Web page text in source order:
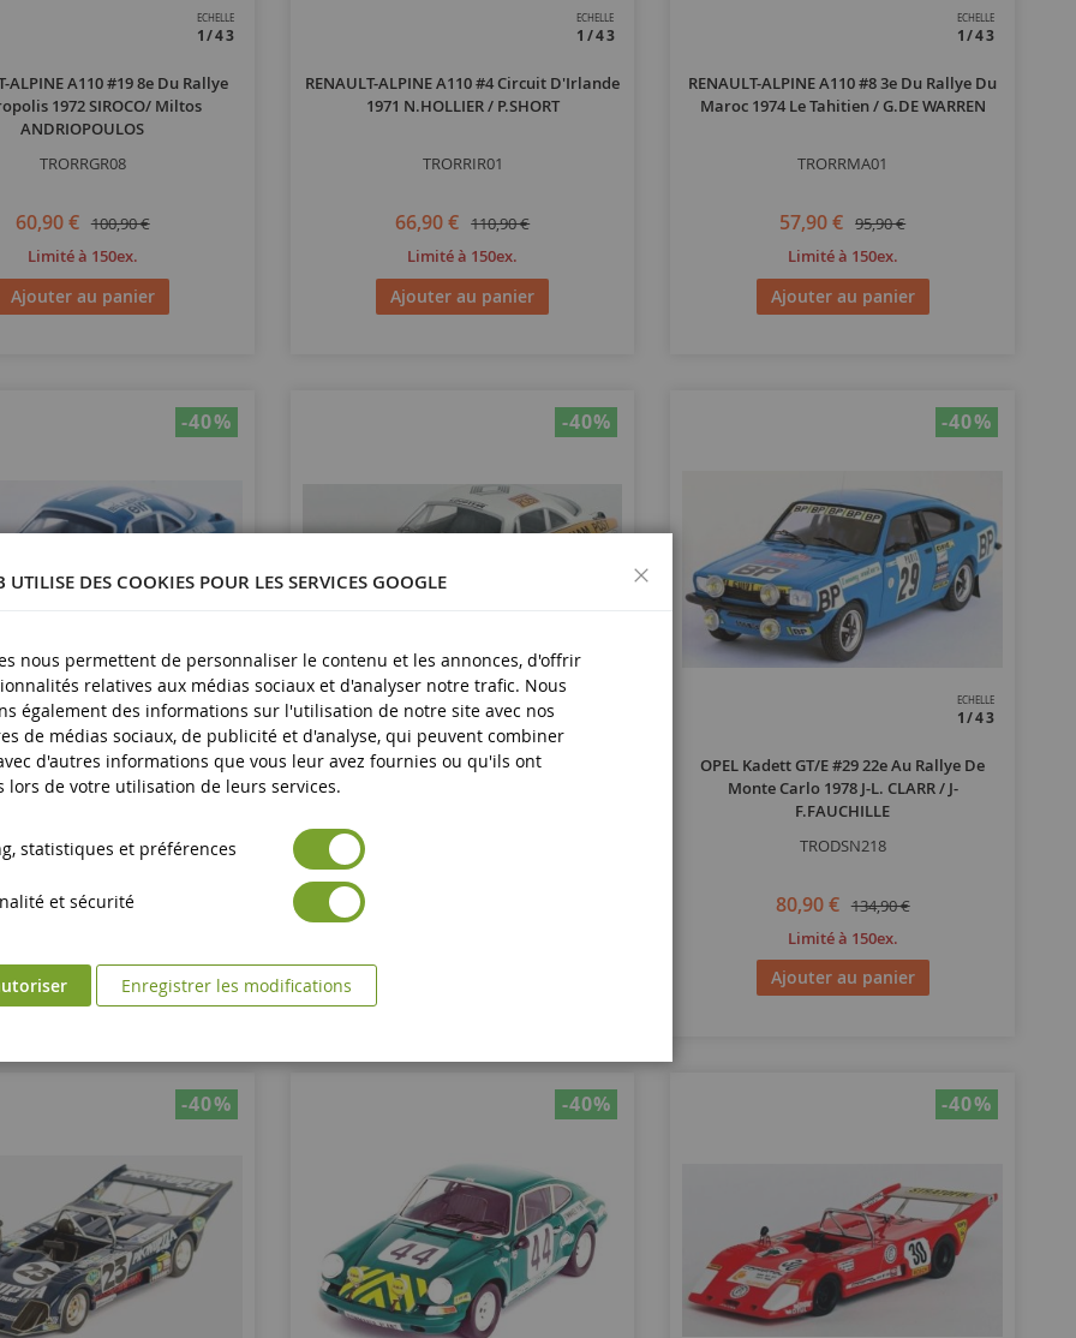
ECHELLE
1/43
ALPINE A110 #19 8e Du Rallye
1972 SIROCO/ Miltos
ANDRIOPOULOS
TRORRGR08
60,90 € 100,90 €
Limité à 150ex.
Ajouter au panier
ECHELLE
1/43
RENAULT-ALPINE A110 #4 Circuit D'Irlande
1971 N.HOLLIER / P.SHORT
TRORRIR01
66,90 € 110,90 €
Limité à 150ex.
Ajouter au panier
ECHELLE
1/43
RENAULT-ALPINE A110 #8 3e Du Rallye Du
Maroc 1974 Le Tahitien / G.DE WARREN
TRORRMA01
57,90 € 95,90 €
Limité à 150ex.
Ajouter au panier
1/43
-40%
A110 #11 3e Au Rallye De
1973 Jean-Luc THERIER /
TRORRSE20
60,90 € 100,90 €
Ajouter au panier
-40%
RENAULT-ALPINE A110 #36 RAC Rallye 1971
ECHELLE
1/43
-40%
OPEL Kadett GT/E #29 22e Au Rallye De
Monte Carlo 1978 J-L. CLARR / J-
F.FAUCHILLE
TRODSN218
80,90 € 134,90 €
Limité à 150ex.
Ajouter au panier
-40% -40% -40%
UTILISE DES COOKIES POUR LES SERVICES GOOGLE
Fermer
nous permettent de personnaliser le contenu et les annonces, d'offrir
relatives aux médias sociaux et d'analyser notre trafic. Nous
également des informations sur l'utilisation de notre site avec nos
de médias sociaux, de publicité et d'analyse, qui peuvent combiner
d'autres informations que vous leur avez fournies ou qu'ils ont
lors de votre utilisation de leurs services.
statistiques et préférences
et sécurité
Enregistrer les modifications